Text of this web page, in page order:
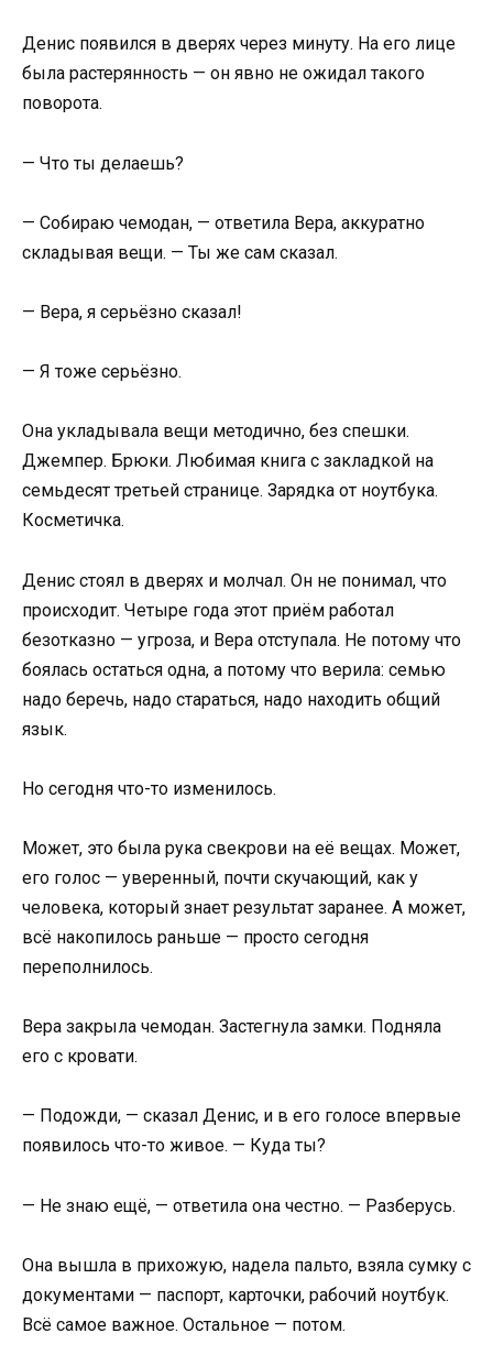
Денис появился в дверях через минуту. На его лице
была растерянность — он явно не ожидал такого
поворота.
— Что ты делаешь?
— Собираю чемодан, — ответила Вера, аккуратно
складывая вещи. — Ты же сам сказал.
— Вера, я серьёзно сказал!
— Я тоже серьёзно.
Она укладывала вещи методично, без спешки.
Джемпер. Брюки. Любимая книга с закладкой на
семьдесят третьей странице. Зарядка от ноутбука.
Косметичка.
Денис стоял в дверях и молчал. Он не понимал, что
происходит. Четыре года этот приём работал
безотказно — угроза, и Вера отступала. Не потому что
боялась остаться одна, а потому что верила: семью
надо беречь, надо стараться, надо находить общий
язык.
Но сегодня что-то изменилось.
Может, это была рука свекрови на её вещах. Может,
его голос — уверенный, почти скучающий, как у
человека, который знает результат заранее. А может,
всё накопилось раньше — просто сегодня
переполнилось.
Вера закрыла чемодан. Застегнула замки. Подняла
его с кровати.
— Подожди, — сказал Денис, и в его голосе впервые
появилось что-то живое. — Куда ты?
— Не знаю ещё, — ответила она честно. — Разберусь.
Она вышла в прихожую, надела пальто, взяла сумку с
документами — паспорт, карточки, рабочий ноутбук.
Всё самое важное. Остальное — потом.